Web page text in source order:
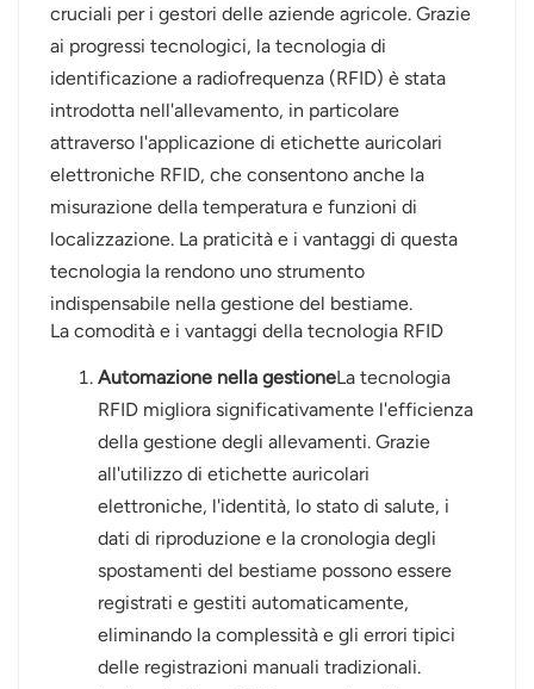
عربي
日语
한국어
Türk
Ελληνικά
Melayu
แบบไทย
Tiếng Việt
Indonesia
norsk
magyar
cruciali per i gestori delle aziende agricole. Grazie
ai progressi tecnologici, la tecnologia di
identificazione a radiofrequenza (RFID) è stata
introdotta nell'allevamento, in particolare
attraverso l'applicazione di etichette auricolari
elettroniche RFID, che consentono anche la
misurazione della temperatura e funzioni di
localizzazione. La praticità e i vantaggi di questa
tecnologia la rendono uno strumento
indispensabile nella gestione del bestiame.
La comodità e i vantaggi della tecnologia RFID
Automazione nella gestioneLa tecnologia
RFID migliora significativamente l'efficienza
della gestione degli allevamenti. Grazie
all'utilizzo di etichette auricolari
elettroniche, l'identità, lo stato di salute, i
dati di riproduzione e la cronologia degli
spostamenti del bestiame possono essere
registrati e gestiti automaticamente,
eliminando la complessità e gli errori tipici
delle registrazioni manuali tradizionali.